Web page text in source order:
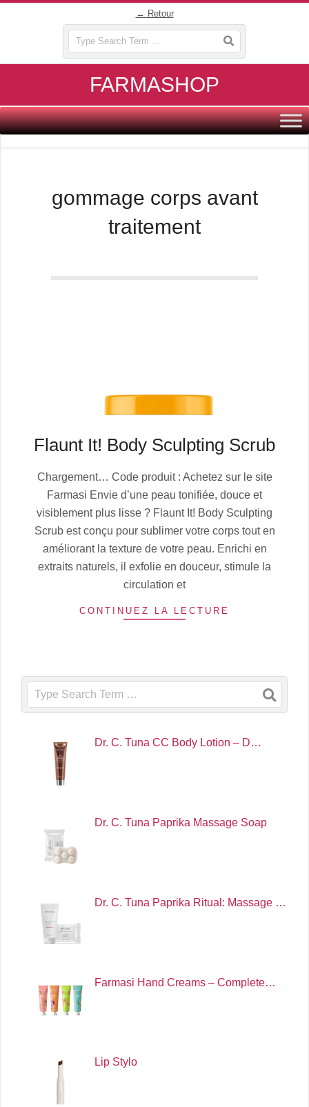
← Retour
FARMASHOP
Primary
Navigation
gommage corps avant
traitement
Flaunt It! Body Sculpting Scrub
08-
Chargement… Code produit : Achetez sur le site
Farmasi Envie d’une peau tonifiée, douce et
visiblement plus lisse ? Flaunt It! Body Sculpting
Scrub est conçu pour sublimer votre corps tout en
améliorant la texture de votre peau. Enrichi en
extraits naturels, il exfolie en douceur, stimule la
circulation et
CONTINUEZ LA LECTURE
Search
Dr. C. Tuna CC Body Lotion – D…
Dr. C. Tuna Paprika Massage Soap
Dr. C. Tuna Paprika Ritual: Massage …
Farmasi Hand Creams – Complete…
Lip Stylo